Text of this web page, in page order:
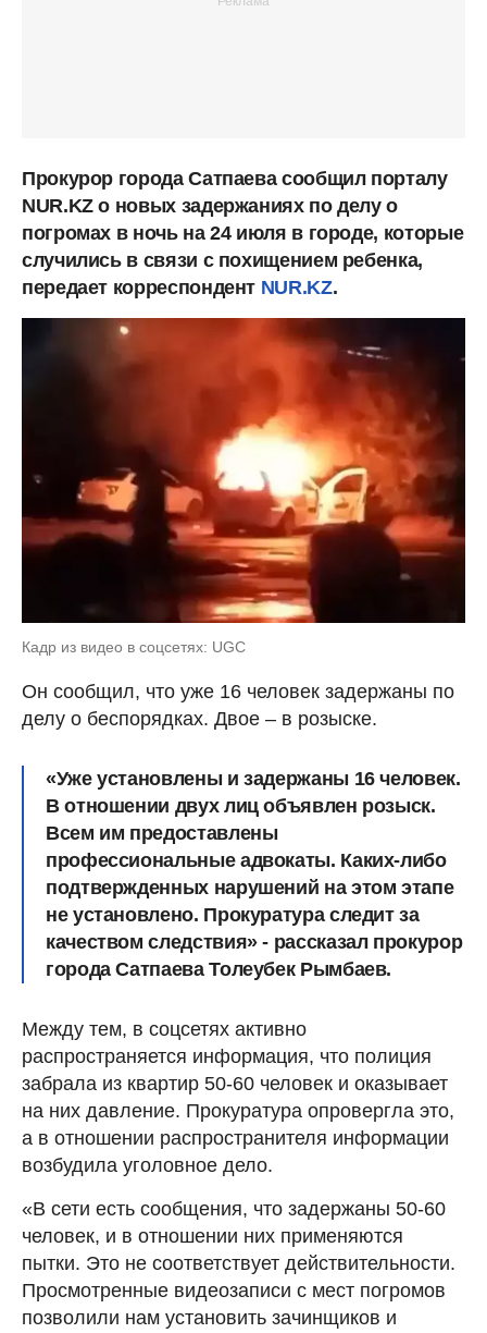
Прокурор города Сатпаева сообщил порталу
NUR.KZ о новых задержаниях по делу о
погромах в ночь на 24 июля в городе, которые
случились в связи с похищением ребенка,
передает корреспондент NUR.KZ.
Кадр из видео в соцсетях: UGC
Он сообщил, что уже 16 человек задержаны по
делу о беспорядках. Двое – в розыске.
«Уже установлены и задержаны 16 человек.
В отношении двух лиц объявлен розыск.
Всем им предоставлены
профессиональные адвокаты. Каких-либо
подтвержденных нарушений на этом этапе
не установлено. Прокуратура следит за
качеством следствия» - рассказал прокурор
города Сатпаева Толеубек Рымбаев.
Между тем, в соцсетях активно
распространяется информация, что полиция
забрала из квартир 50-60 человек и оказывает
на них давление. Прокуратура опровергла это,
а в отношении распространителя информации
возбудила уголовное дело.
«В сети есть сообщения, что задержаны 50-60
человек, и в отношении них применяются
пытки. Это не соответствует действительности.
Просмотренные видеозаписи с мест погромов
позволили нам установить зачинщиков и